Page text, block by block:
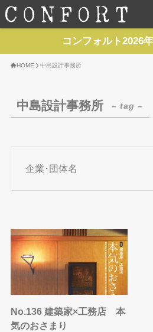
HOME
NEWS
Contact Us
コンフォルト2026
HOME 中島設計事務所
中島設計事務所 – tag –
企業･団体名
No.136 建築家×工務店 本
気のおさまり